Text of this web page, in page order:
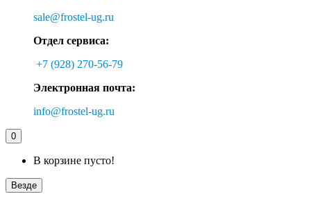
sale@frostel-ug.ru
Отдел сервиса:
+7 (928) 270-56-79
Электронная почта:
info@frostel-ug.ru
0
В корзине пусто!
Везде